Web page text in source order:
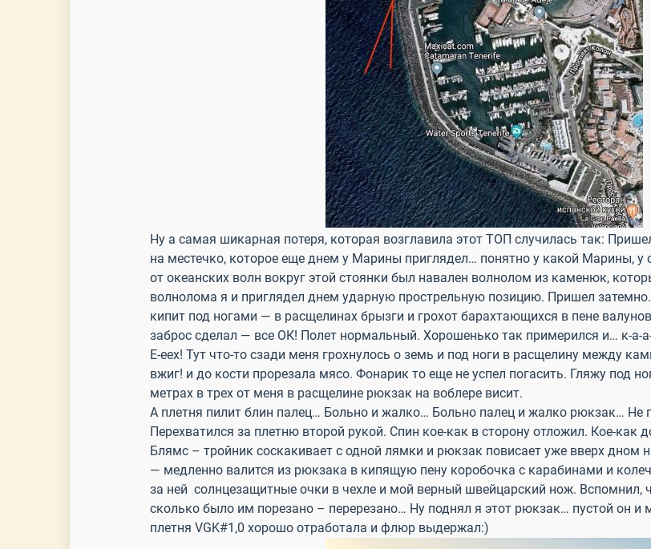
Ну а самая шикарная потеря, которая возглавила этот ТОП случилась так:
на местечко, которое еще днем у Марины приглядел… понятно у какой Марины, у
от океанских волн вокруг этой стоянки был навален волнолом из каменюк,
волнолома я и приглядел днем ударную прострельную позицию. Пришел
кипит под ногами — в расщелинах брызги и грохот барахтающихся в пене
заброс сделал — все ОК! Полет нормальный. Хорошенько так примерился и… к-а-
Е-еех! Тут что-то сзади меня грохнулось о земь и под ноги в расщелину между
вжиг! и до кости прорезала мясо. Фонарик то еще не успел погасить. Гляжу под
метрах в трех от меня в расщелине рюкзак на воблере висит.
А плетня пилит блин палец… Больно и жалко… Больно палец и жалко рюкзак… Не
Перехватился за плетню второй рукой. Спин кое-как в сторону отложил. Кое-как
Блямс – тройник соскакивает с одной лямки и рюкзак повисает уже вверх дном
— медленно валится из рюкзака в кипящую пену коробочка с карабинами и
за ней солнцезащитные очки в чехле и мой верный швейцарский нож. Вспомнил,
сколько было им порезано – перерезано… Ну поднял я этот рюкзак… пустой он и
плетня VGK#1,0 хорошо отработала и флюр выдержал:)